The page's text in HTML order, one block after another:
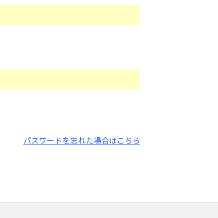
パスワードを忘れた場合はこちら